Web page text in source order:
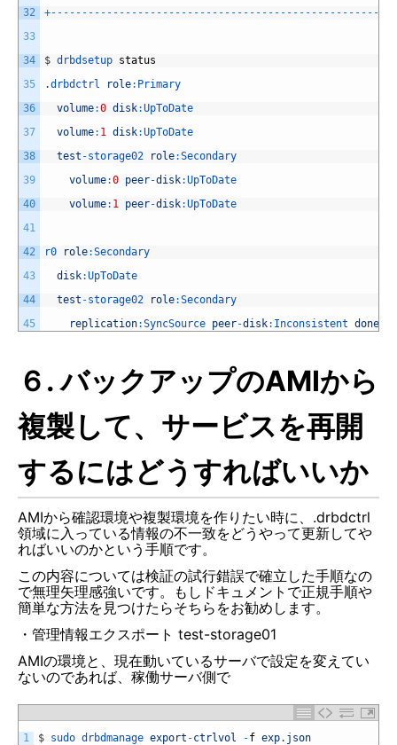
32
33
34
35
36
37
38
39
40
41
42
43
44
45
+-- -- -- -- -- -- -- -- -- -- -- -- -- -- -- -- -- -- -- -- -- -- -- -- -- -- --
$ drbdsetup status
.drbdctrl role: Primary
volume:0 disk:UpToDate
volume: 1 disk:UpToDate
test -storage02 role:Secondary
volume:0 peer-disk:UpToDate
volume: 1 peer-disk:UpToDate
r0 role:Secondary
disk:UpToDate
test -storage02 role:Secondary
replication:SyncSource peer-disk: Inconsistent done
６. バックアップのAMIから
複製して、サービスを再開
するにはどうすればいいか
AMIから確認環境や複製環境を作りたい時に、.drbdctrl
領域に入っている情報の不一致をどうやって更新してや
ればいいのかという手順です。
この内容については検証の試行錯誤で確立した手順なの
で無理矢理感強いです。もしドキュメントで正規手順や
簡単な方法を見つけたらそちらをお勧めします。
・管理情報エクスポート test-storage01
AMIの環境と、現在動いているサーバで設定を変えてい
ないのであれば、稼働サーバ側で
1 $ sudo drbdmanage export -ctrlvol -f exp. json